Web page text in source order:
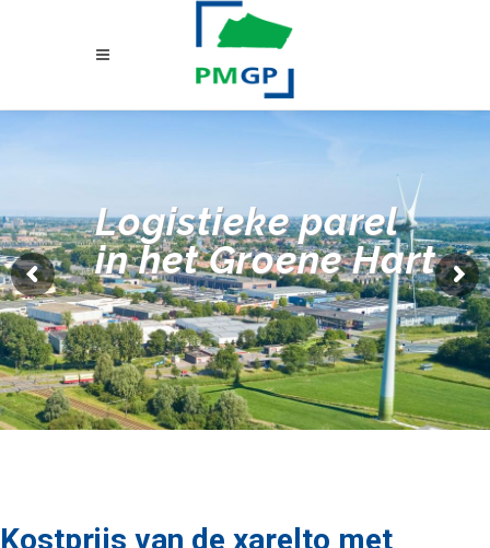
Logistieke parel
in het Groene Hart
Kostprijs van de xarelto met